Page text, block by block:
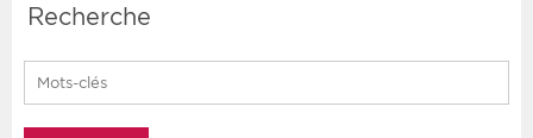
Recherche
Search for: